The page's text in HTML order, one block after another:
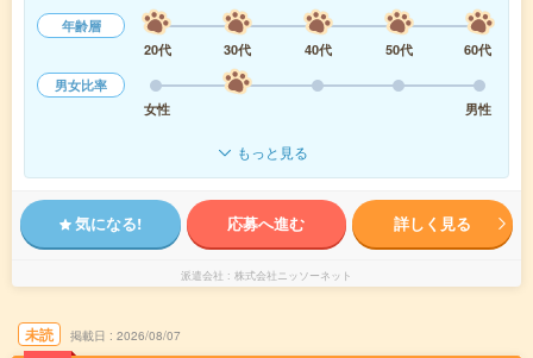
年齢層
20代
30代 40代 50代
60代
男女比率
女性
男性
もっと見る
気になる! 応募へ進む 詳しく見る
派遣会社 株式会社ニッソーネット
未読 掲載日 2026/08/07